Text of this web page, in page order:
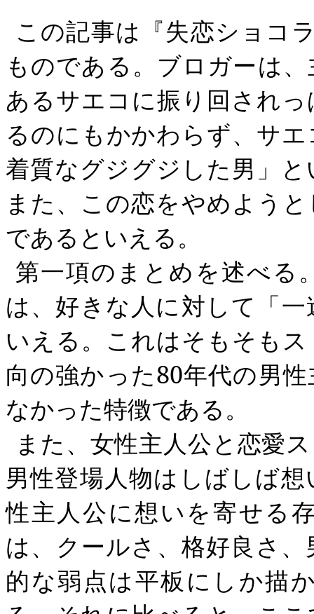
この記事は『失恋ショコ
ものである。ブロガーは
あるサエコに振り回され
るのにもかかわらず、サ
着質なグジグジした男」
また、この恋をやめよう
であるといえる。
第一項のまとめを述べる
は、好きな人に対して「
いえる。これはそもそも
向の強かった80年代の男
なかった特徴である。
また、女性主人公と恋愛
男性登場人物はしばしば
性主人公に想いを寄せる
は、クールさ、格好良さ
的な弱点は平板にしか描